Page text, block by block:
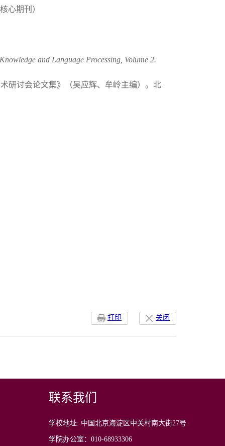
心期刊）
and Language Processing, Volume 2.
研讨会论文集》（吴应辉、牟岭主编）。北
关闭
打印
联系我们
学校地址: 中国北京海淀区中关村南大街27号
学院办公室：010-68933306